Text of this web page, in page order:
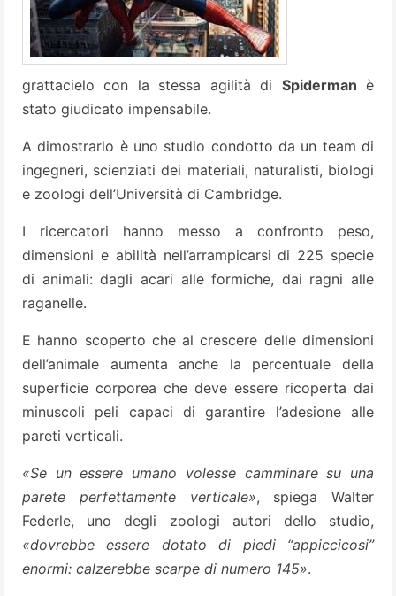
grattacielo con la stessa agilità di Spiderman è
stato giudicato impensabile.
A dimostrarlo è uno studio condotto da un team di
ingegneri, scienziati dei materiali, naturalisti, biologi
e zoologi dell’Università di Cambridge.
I ricercatori hanno messo a confronto peso,
dimensioni e abilità nell’arrampicarsi di 225 specie
di animali: dagli acari alle formiche, dai ragni alle
raganelle.
E hanno scoperto che al crescere delle dimensioni
dell’animale aumenta anche la percentuale della
superficie corporea che deve essere ricoperta dai
minuscoli peli capaci di garantire l’adesione alle
pareti verticali.
«Se un essere umano volesse camminare su una
parete perfettamente verticale», spiega Walter
Federle, uno degli zoologi autori dello studio,
«dovrebbe essere dotato di piedi “appiccicosi”
enormi: calzerebbe scarpe di numero 145».